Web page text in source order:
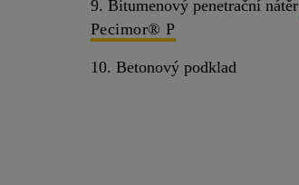
9. Bitumenový penetrační nátěr
Pecimor® P
10. Betonový podklad